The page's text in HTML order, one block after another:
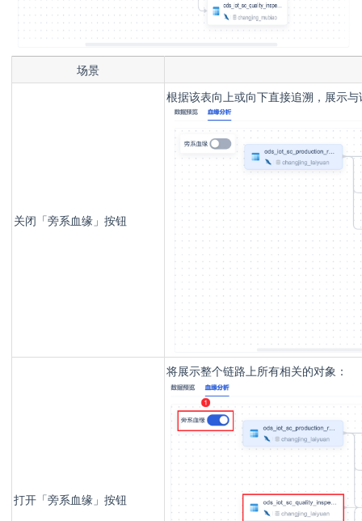
场景
关闭 「旁系血缘 」 按钮
根据该表向上或向下直接追溯，展示
打开 「旁系血缘 」 按钮
将展示整个链路上所有相关的对象 ：